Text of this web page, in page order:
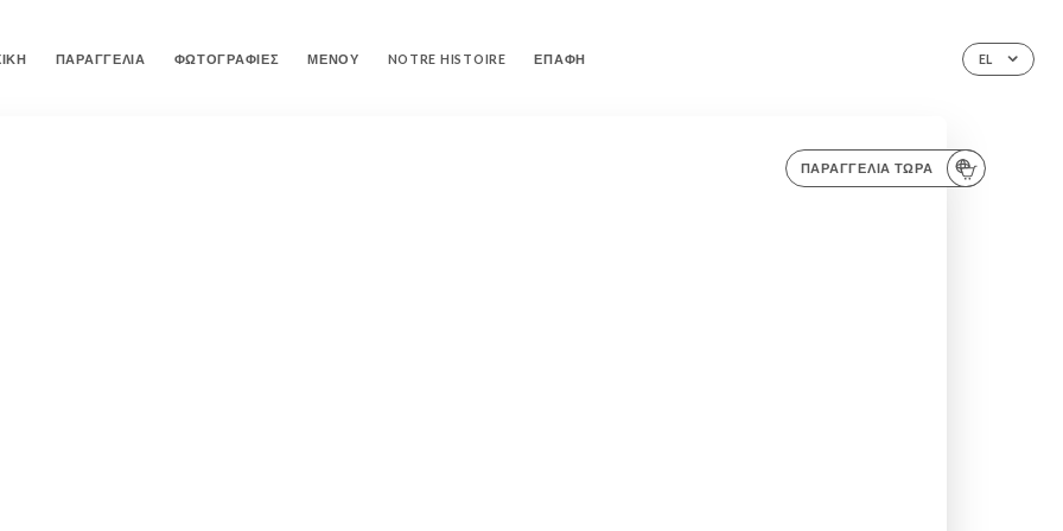
EL
ΠΑΡΑΓΓΕΛΊΑ ΦΩΤΟΓΡΑΦΊΕΣ ΜΕΝΟΎ NOTRE HISTOIRE ΕΠΑΦΉ
ΠΑΡΑΓΓΕΛΊΑ ΤΏΡΑ